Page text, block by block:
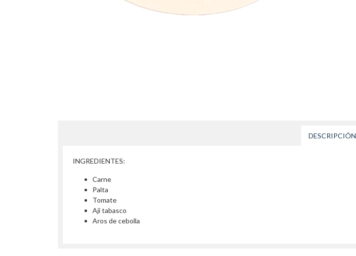
DESCRIPCIÓN
INGREDIENTES:
Carne
Palta
Tomate
Ají tabasco
Aros de cebolla